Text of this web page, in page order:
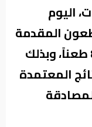
اليوم
المقدمة
على نتائج الانتخابات البالغة 853 طعناً، وبذلك
المعتمدة